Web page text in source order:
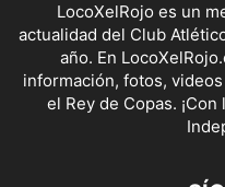
LocoXelRojo es un
actualidad del Club
año. En
información, fotos,
el Rey de Copas.